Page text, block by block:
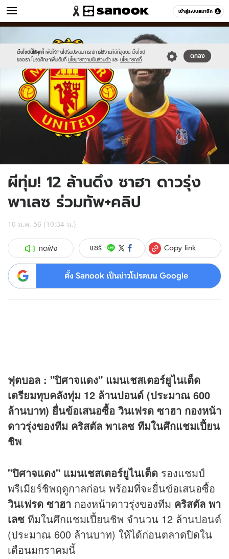
เข้าสู่ระบบสมาชิก
ข่าว หมวดอื่นๆ
เว็บไซต์นี้ใช้คุกกี้ เพื่อให้ท่านได้รับประสบการณ์การใช้งานที่ดีที่สุดบน เว็บไซต์
ของเรา โปรดศึกษาเพิ่มเติมที่ นโยบายความเป็นส่วนตัว และ นโยบายคุกกี้
ตกลง
new-
sanook.png
//s.isanook.com/ns/0/ud/232/1163311/zaha.jpg
ผีทุ่ม! 12 ล้านดึง ซาฮา ดาวรุ่ง
พาเลซ ร่วมทัพ+คลิป
10 ม.ค. 56 (10:34 น.)
กดฟัง แชร์ Copy link
ตั้ง Sanook เป็นข่าวโปรดบน Google
ฟุตบอล : "ปิศาจแดง" แมนเชสเตอร์ยูไนเต็ด
เตรียมทุบคลังทุ่ม 12 ล้านปอนด์ (ประมาณ 600
ล้านบาท) ยื่นข้อเสนอซื้อ วินเฟรด ซาฮา กองหน้า
ดาวรุ่งของทีม คริสตัล พาเลซ ทีมในศึกแชมเปี้ยน
ชิพ
"ปิศาจแดง" แมนเชสเตอร์ยูไนเต็ด รองแชมป์
พรีเมียร์ชิพฤดูกาลก่อน พร้อมที่จะยื่นข้อเสนอซื้อ
วินเฟรด ซาฮา กองหน้าดาวรุ่งของทีม คริสตัล พา
เลซ ทีมในศึกแชมเปี้ยนชิพ จำนวน 12 ล้านปอนด์
(ประมาณ 600 ล้านบาท) ให้ได้ก่อนตลาดปิดใน
เดือนมกราคมนี้